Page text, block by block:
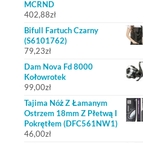
MCRND
402,88zł
Bifull Fartuch Czarny
(S6101762)
79,23zł
Dam Nova Fd 8000
Kołowrotek
99,00zł
Tajima Nóż Z Łamanym
Ostrzem 18mm Z Płetwą I
Pokrętłem (DFC561NW1)
46,00zł